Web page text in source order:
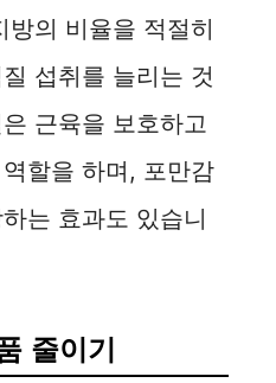
의 비율을 적절히
섭취를 늘리는 것
근육을 보호하고
할을 하며, 포만감
는 효과도 있습니
줄이기